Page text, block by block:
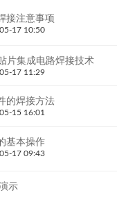
接注意事项
17 10:50
片集成电路焊接技术
17 11:29
的焊接方法
15 16:01
基本操作
17 09:43
示